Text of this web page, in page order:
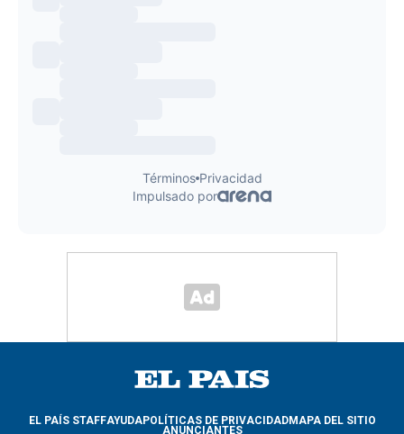
EL PAÍS STAFFAYUDAPOLÍTICAS DE PRIVACIDADMAPA DEL SITIO
ANUNCIANTES